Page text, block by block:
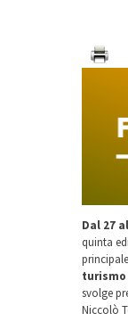
Dal 27
quinta
svolge
Niccolò